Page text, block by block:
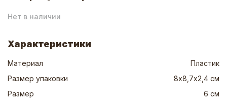
Нет в наличии
Характеристики
Материал
Пластик
Размер упаковки
8х8,7х2,4 см
Размер
6 см